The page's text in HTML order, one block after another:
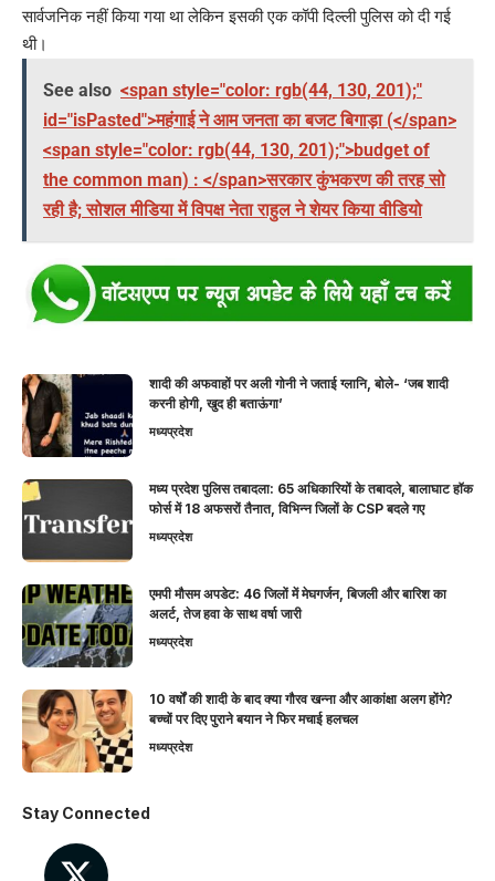
सार्वजनिक नहीं किया गया था लेकिन इसकी एक कॉपी दिल्ली पुलिस को दी गई
थी।
See also <span style="color: rgb(44, 130, 201);"
id="isPasted">महंगाई ने आम जनता का बजट बिगाड़ा (</span>
<span style="color: rgb(44, 130, 201);">budget of
the common man) : </span>सरकार कुंभकरण की तरह सो
रही है; सोशल मीडिया में विपक्ष नेता राहुल ने शेयर किया वीडियो
शादी की अफवाहों पर अली गोनी ने जताई ग्लानि, बोले- ‘जब शादी
करनी होगी, खुद ही बताऊंगा’
मध्यप्रदेश
मध्य प्रदेश पुलिस तबादला: 65 अधिकारियों के तबादले, बालाघाट हॉक
फोर्स में 18 अफसरों तैनात, विभिन्न जिलों के CSP बदले गए
मध्यप्रदेश
एमपी मौसम अपडेट: 46 जिलों में मेघगर्जन, बिजली और बारिश का
अलर्ट, तेज हवा के साथ वर्षा जारी
मध्यप्रदेश
10 वर्षों की शादी के बाद क्या गौरव खन्ना और आकांक्षा अलग होंगे?
बच्चों पर दिए पुराने बयान ने फिर मचाई हलचल
मध्यप्रदेश
Stay Connected